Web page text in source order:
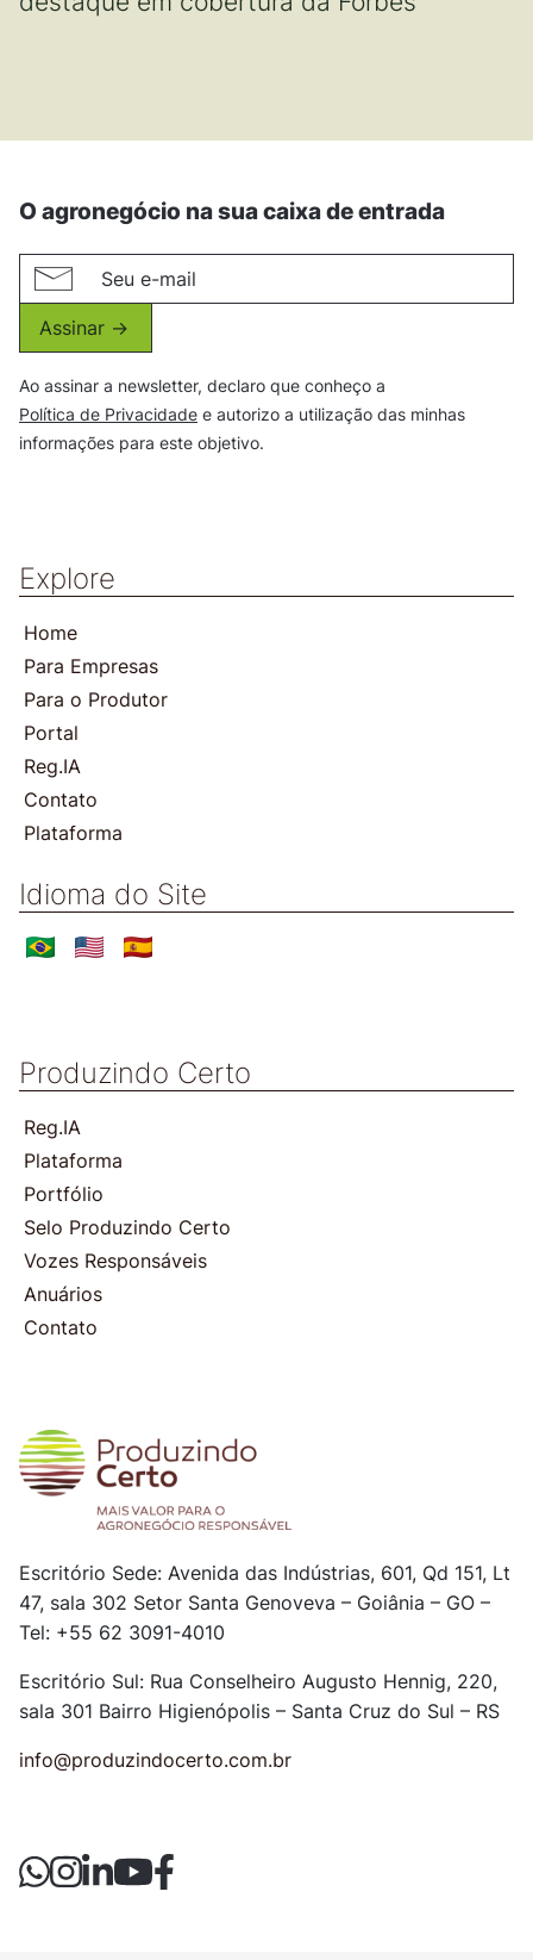
Explore
Home
Para Empresas
Para o Produtor
Portal
Reg.IA
Contato
Plataforma
Idioma do Site
Produzindo Certo
Reg.IA
Plataforma
Portfólio
Selo Produzindo Certo
Vozes Responsáveis
Anuários
Contato
O agronegócio na sua caixa de entrada
Assinar ->
Ao assinar a newsletter, declaro que conheço a
Política de Privacidade e autorizo a utilização das minhas
informações para este objetivo.
Escritório Sede: Avenida das Indústrias, 601, Qd 151, Lt
47, sala 302 Setor Santa Genoveva – Goiânia – GO –
Tel: +55 62 3091-4010
Escritório Sul: Rua Conselheiro Augusto Hennig, 220,
sala 301 Bairro Higienópolis – Santa Cruz do Sul – RS
info@produzindocerto.com.br